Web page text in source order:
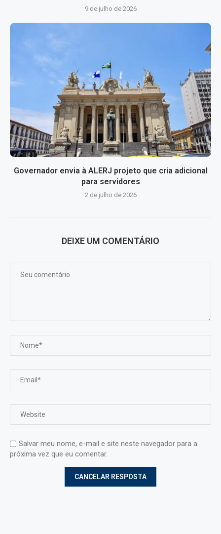
9 de julho de 2026
Governador envia à ALERJ projeto que cria adicional
para servidores
2 de julho de 2026
DEIXE UM COMENTÁRIO
Salvar meu nome, e-mail e site neste navegador para a
próxima vez que eu comentar.